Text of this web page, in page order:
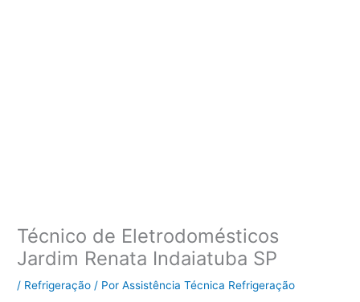
Técnico de Eletrodomésticos
Jardim Renata Indaiatuba SP
/ Refrigeração / PorAssistência Técnica Refrigeração